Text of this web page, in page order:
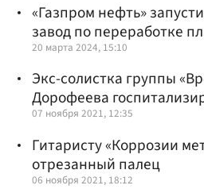
«Газпром нефть»
завод по переработке
20 марта 2024, 15:10
Экс-солистка группы
Дорофеева
07 ноября 2021, 12:35
Гитаристу «Коррозии
отрезанный палец
06 ноября 2021, 18:12